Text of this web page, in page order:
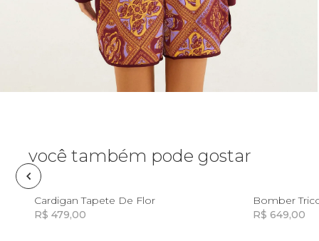
Óculos de sol
Pin e patch
incensário
você também pode gostar
M
Cardigan Tapete De Flor
R$ 479,00
Bomber
R$ 649,00